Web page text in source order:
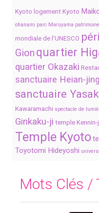
Kyoto logement Kyoto
ohanami parc Maruyama
mondiale de l’UNESCO
Gion quartier
quartier Okazaki
sanctuaire Heian-
sanctuaire
Kawaramachi spectacle de
Ginkaku-ji temple Kennin-
Temple Kyoto
Toyotomi Hideyoshi
Mots Clés /